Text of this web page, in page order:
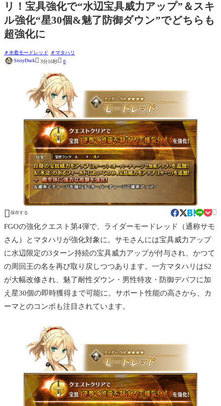
リ！宝具強化で“水辺宝具威力アップ”＆スキ
ル強化“星30個&魅了防御ダウン”でどちらも
超強化に
水着モードレッド
マタハリ
SissyDuck 3分16秒 0
 保存する 
FGOの強化クエスト第4弾で、ライダーモードレッド（通称サモ
さん）とマタハリが強化対象に。サモさんには宝具威力アップ
に水辺限定の3ターン持続の宝具威力アップが付与され、かつて
の周回王の名を再び取り戻しつつあります。一方マタハリはS2
が大幅改修され、魅了耐性ダウン・男性特攻・防御デバフに加
え星30個の即時獲得まで可能に。サポート性能の高さから、カ
ーマとのコンボも注目されています。